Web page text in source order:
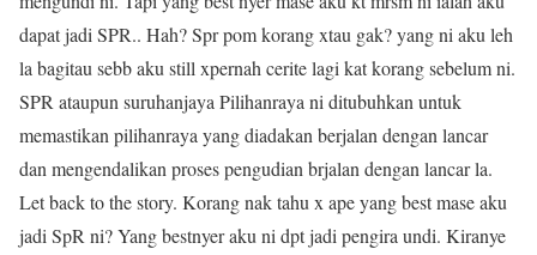
dapat jadi SPR.. Hah? Spr pom korang xtau gak? yang ni aku leh
la bagitau sebb aku still xpernah cerite lagi kat korang sebelum ni.
SPR ataupun suruhanjaya Pilihanraya ni ditubuhkan untuk
memastikan pilihanraya yang diadakan berjalan dengan lancar
dan mengendalikan proses pengudian brjalan dengan lancar la.
Let back to the story. Korang nak tahu x ape yang best mase aku
jadi SpR ni? Yang bestnyer aku ni dpt jadi pengira undi. Kiranye